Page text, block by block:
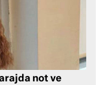
not ve